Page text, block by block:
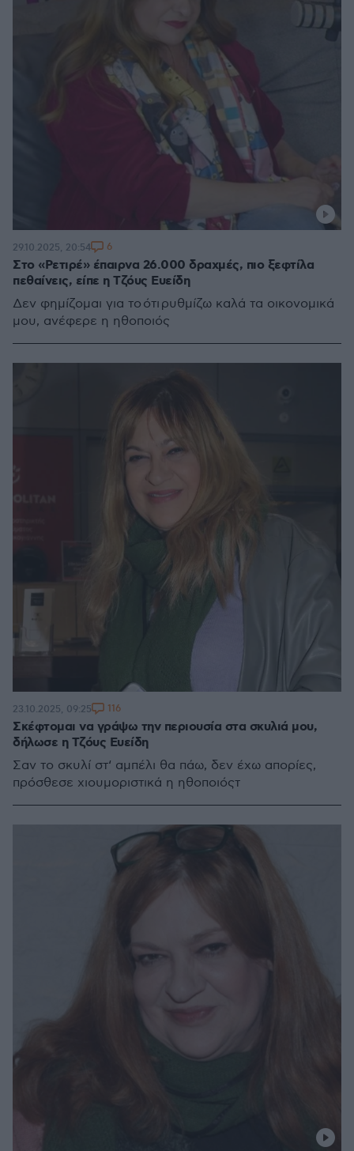
Στο «Ρετιρέ» έπαιρνα 26.000 δραχμές, πιο ξεφτίλα
πεθαίνεις, είπε η Τζόυς Ευείδη
Δεν φημίζομαι για το ότι ρυθμίζω καλά τα οικονομικά
μου, ανέφερε η ηθοποιός
29.10.2025, 20:54 6
Σκέφτομαι να γράψω την περιουσία στα σκυλιά μου,
δήλωσε η Τζόυς Ευείδη
Σαν το σκυλί στ‘ αμπέλι θα πάω, δεν έχω απορίες,
πρόσθεσε χιουμοριστικά η ηθοποιόςτ
23.10.2025, 09:25 116